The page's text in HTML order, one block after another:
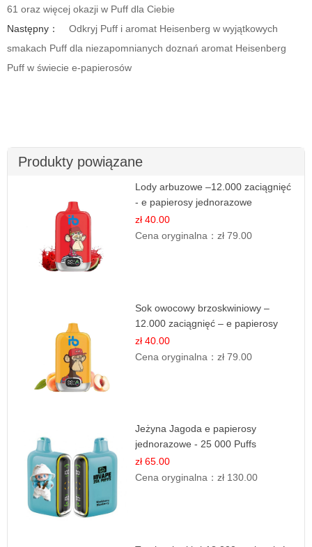
61 oraz więcej okazji w Puff dla Ciebie
Następny：
Odkryj Puff i aromat Heisenberg w wyjątkowych
smakach Puff dla niezapomnianych doznań aromat Heisenberg
Puff w świecie e-papierosów
Produkty powiązane
Lody arbuzowe –12.000 zaciągnięć
- e papierosy jednorazowe
zł 40.00
Cena oryginalna：zł 79.00
Sok owocowy brzoskwiniowy –
12.000 zaciągnięć – e papierosy
jednorazowe
zł 40.00
Cena oryginalna：zł 79.00
Jeżyna Jagoda e papierosy
jednorazowe - 25 000 Puffs
zł 65.00
Cena oryginalna：zł 130.00